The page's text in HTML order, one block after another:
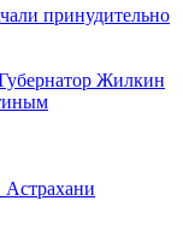
принудительно
Жилкин
Астрахани